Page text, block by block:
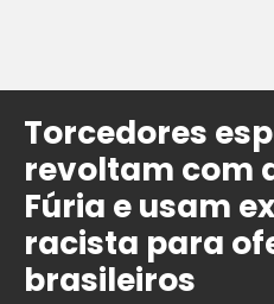
Torcedores
revoltam com
Fúria e usam
racista para
brasileiros